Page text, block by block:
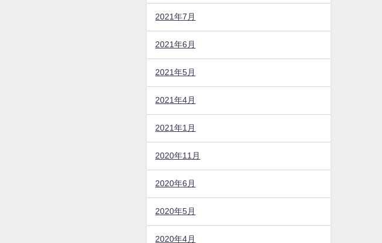
2021年7月
2021年6月
2021年5月
2021年4月
2021年1月
2020年11月
2020年6月
2020年5月
2020年4月